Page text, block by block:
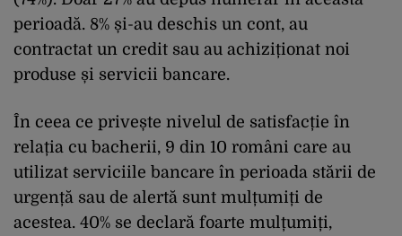
perioadă. 8% și-au deschis un cont, au
contractat un credit sau au achiziționat noi
produse și servicii bancare.
În ceea ce privește nivelul de satisfacție în
relația cu bacherii, 9 din 10 români care au
utilizat serviciile bancare în perioada stării de
urgență sau de alertă sunt mulțumiți de
acestea. 40% se declară foarte mulțumiți,